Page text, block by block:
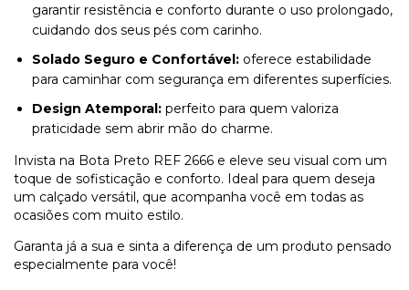
garantir resistência e conforto durante o uso prolongado,
cuidando dos seus pés com carinho.
Solado Seguro e Confortável: oferece estabilidade
para caminhar com segurança em diferentes superfícies.
Design Atemporal: perfeito para quem valoriza
praticidade sem abrir mão do charme.
Invista na Bota Preto REF 2666 e eleve seu visual com um
toque de sofisticação e conforto. Ideal para quem deseja
um calçado versátil, que acompanha você em todas as
ocasiões com muito estilo.
Garanta já a sua e sinta a diferença de um produto pensado
especialmente para você!